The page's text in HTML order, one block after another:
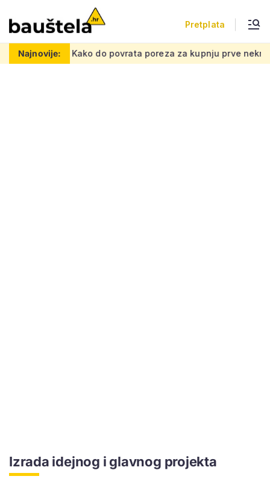
Pretplata
Najnovije:
mrežu Kako do povrata poreza za kupnju prve
Izrada idejnog i glavnog projekta